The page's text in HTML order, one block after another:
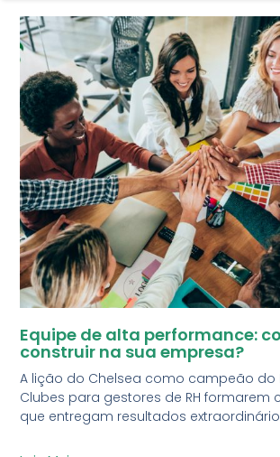
Equipe de alta performance:
construir na sua empresa?
A lição do Chelsea como campeão do
Clubes para gestores de RH formarem
que entregam resultados